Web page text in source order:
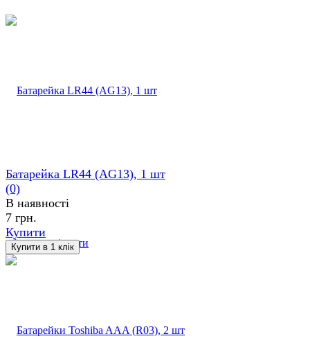
обране порівняти
Батарейка LR44 (AG13), 1 шт
(0)
В наявності
7 грн.
Купити